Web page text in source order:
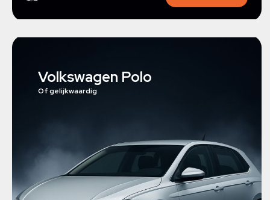
Volkswagen Polo
Of gelijkwaardig